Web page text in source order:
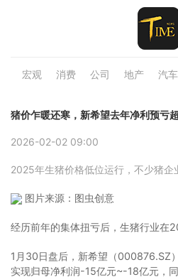
宏观 消费 公司 地产 汽车
猪价乍暖还寒，新希望去年净利预亏
2026-02-02 09:00
2025年生猪价格低位运行，不少猪企
图片来源：图虫创意
经历前年的集体扭亏后，生猪行业在
1月30日盘后，新希望（000876.SZ
实现归母净利润-15亿元~-18亿元，